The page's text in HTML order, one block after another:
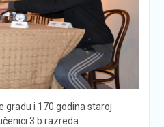
gradu i 170 godina staroj
3.b razreda.